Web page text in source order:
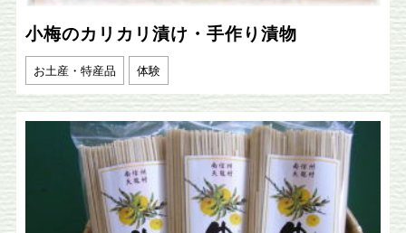
小梅のカリカリ漬け・手作り漬物
お土産・特産品 体験